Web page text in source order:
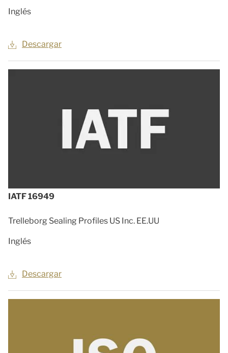
Inglés
Descargar
IATF 16949
Trelleborg Sealing Profiles US Inc. EE.UU
Inglés
Descargar